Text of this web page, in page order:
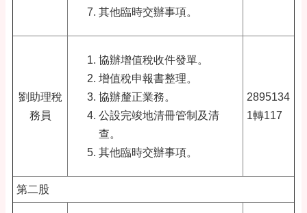
其他臨時交辦事項。
劉助理稅
務員
協辦增值稅收件發單。
增值稅申報書整理。
協辦釐正業務。
公設完竣地清冊管制及清
查。
其他臨時交辦事項。
2895134
1轉117
第二股